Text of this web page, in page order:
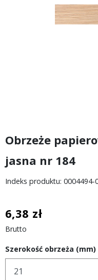
Obrzeże
jasna nr 184
Indeks produktu: 0004494-
6,38 zł
Brutto
Szerokość obrzeża (mm)